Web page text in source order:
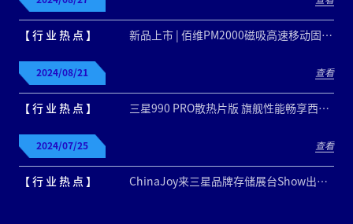
【 行 业 热 点 】 新品上市 | 佰维PM2000磁吸高速移动固态硬盘
2024/08/21 查看
【 行 业 热 点 】 三星990 PRO散热片版 旗舰性能畅享西游行
2024/07/25 查看
【 行 业 热 点 】 ChinaJoy来三星品牌存储展台Show出实力